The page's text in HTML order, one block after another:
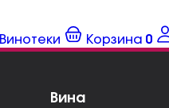
Винотеки Корзина 0
Вина